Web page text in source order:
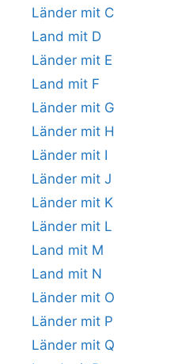
Länder mit C
Land mit D
Länder mit E
Land mit F
Länder mit G
Länder mit H
Länder mit I
Länder mit J
Länder mit K
Länder mit L
Land mit M
Land mit N
Länder mit O
Länder mit P
Länder mit Q